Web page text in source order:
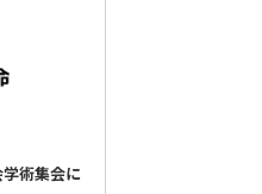
術集会に